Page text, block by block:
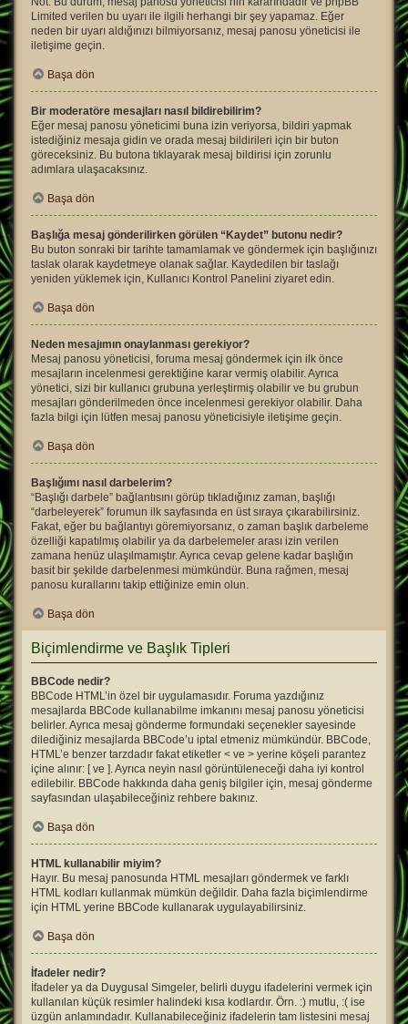
Limited verilen bu uyarı ile ilgili herhangi bir şey yapamaz. Eğer
neden bir uyarı aldığınızı bilmiyorsanız, mesaj panosu yöneticisi ile
iletişime geçin.
Başa dön
Bir moderatöre mesajları nasıl bildirebilirim?
Eğer mesaj panosu yöneticimi buna izin veriyorsa, bildiri yapmak
istediğiniz mesaja gidin ve orada mesaj bildirileri için bir buton
göreceksiniz. Bu butona tıklayarak mesaj bildirisi için zorunlu
adımlara ulaşacaksınız.
Başa dön
Başlığa mesaj gönderilirken görülen “Kaydet” butonu nedir?
Bu buton sonraki bir tarihte tamamlamak ve göndermek için başlığınızı
taslak olarak kaydetmeye olanak sağlar. Kaydedilen bir taslağı
yeniden yüklemek için, Kullanıcı Kontrol Panelini ziyaret edin.
Başa dön
Neden mesajımın onaylanması gerekiyor?
Mesaj panosu yöneticisi, foruma mesaj göndermek için ilk önce
mesajların incelenmesi gerektiğine karar vermiş olabilir. Ayrıca
yönetici, sizi bir kullanıcı grubuna yerleştirmiş olabilir ve bu grubun
mesajları gönderilmeden önce incelenmesi gerekiyor olabilir. Daha
fazla bilgi için lütfen mesaj panosu yöneticisiyle iletişime geçin.
Başa dön
Başlığımı nasıl darbelerim?
“Başlığı darbele” bağlantısını görüp tıkladığınız zaman, başlığı
“darbeleyerek” forumun ilk sayfasında en üst sıraya çıkarabilirsiniz.
Fakat, eğer bu bağlantıyı göremiyorsanız, o zaman başlık darbeleme
özelliği kapatılmış olabilir ya da darbelemeler arası izin verilen
zamana henüz ulaşılmamıştır. Ayrıca cevap gelene kadar başlığın
basit bir şekilde darbelenmesi mümkündür. Buna rağmen, mesaj
panosu kurallarını takip ettiğinize emin olun.
Başa dön
Biçimlendirme ve Başlık Tipleri
BBCode nedir?
BBCode HTML’in özel bir uygulamasıdır. Foruma yazdığınız
mesajlarda BBCode kullanabilme imkanını mesaj panosu yöneticisi
belirler. Ayrıca mesaj gönderme formundaki seçenekler sayesinde
dilediğiniz mesajlarda BBCode’u iptal etmeniz mümkündür. BBCode,
HTML’e benzer tarzdadır fakat etiketler < ve > yerine köşeli parantez
içine alınır: [ ve ]. Ayrıca neyin nasıl görüntüleneceği daha iyi kontrol
edilebilir. BBCode hakkında daha geniş bilgiler için, mesaj gönderme
sayfasından ulaşabileceğiniz rehbere bakınız.
Başa dön
HTML kullanabilir miyim?
Hayır. Bu mesaj panosunda HTML mesajları göndermek ve farklı
HTML kodları kullanmak mümkün değildir. Daha fazla biçimlendirme
için HTML yerine BBCode kullanarak uygulayabilirsiniz.
Başa dön
İfadeler nedir?
İfadeler ya da Duygusal Simgeler, belirli duygu ifadelerini vermek için
kullanılan küçük resimler halindeki kısa kodlardır. Örn. :) mutlu, :( ise
üzgün anlamındadır. Kullanabileceğiniz ifadelerin tam listesini mesaj